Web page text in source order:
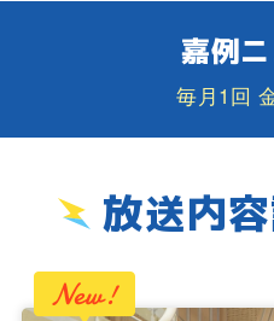
嘉例
毎月1回
放送内